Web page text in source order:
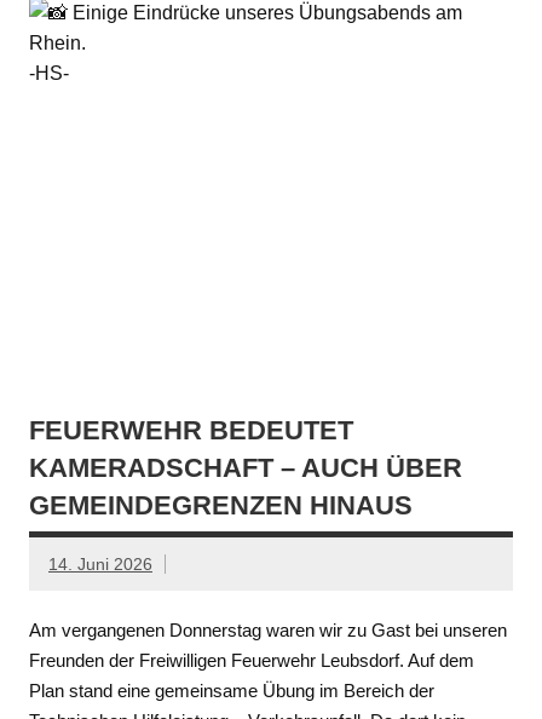
Einige Eindrücke unseres Übungsabends am
Rhein.
-HS-
FEUERWEHR BEDEUTET
KAMERADSCHAFT – AUCH ÜBER
GEMEINDEGRENZEN HINAUS
14. Juni 2026
Am vergangenen Donnerstag waren wir zu Gast bei unseren
Freunden der Freiwilligen Feuerwehr Leubsdorf. Auf dem
Plan stand eine gemeinsame Übung im Bereich der